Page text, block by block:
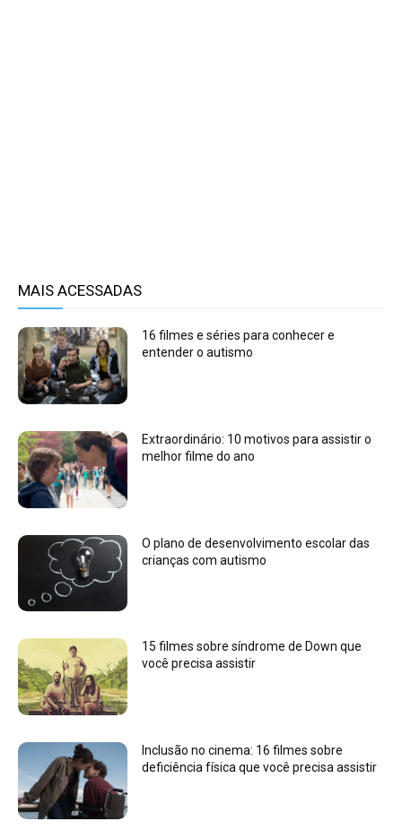
MAIS ACESSADAS
16 filmes e séries para conhecer e
entender o autismo
Extraordinário: 10 motivos para assistir o
melhor filme do ano
O plano de desenvolvimento escolar das
crianças com autismo
15 filmes sobre síndrome de Down que
você precisa assistir
Inclusão no cinema: 16 filmes sobre
deficiência física que você precisa assistir